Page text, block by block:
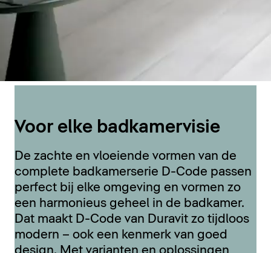
Voor elke badkamervisie
De zachte en vloeiende vormen van de
complete badkamerserie D-Code passen
perfect bij elke omgeving en vormen zo
een harmonieus geheel in de badkamer.
Dat maakt D-Code van Duravit zo tijdloos
modern – ook een kenmerk van goed